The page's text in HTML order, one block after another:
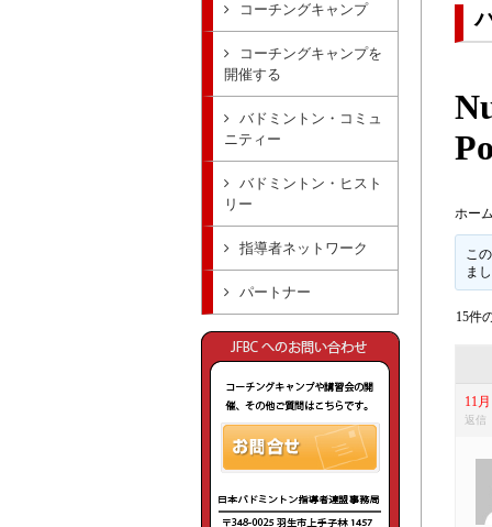
コーチングキャンプ
コーチングキャンプを
開催する
バドミントン・コミュ
ニティー
バドミントン・ヒスト
リー
指導者ネットワーク
パートナー
ホー
こ
ま
15件
11
返信